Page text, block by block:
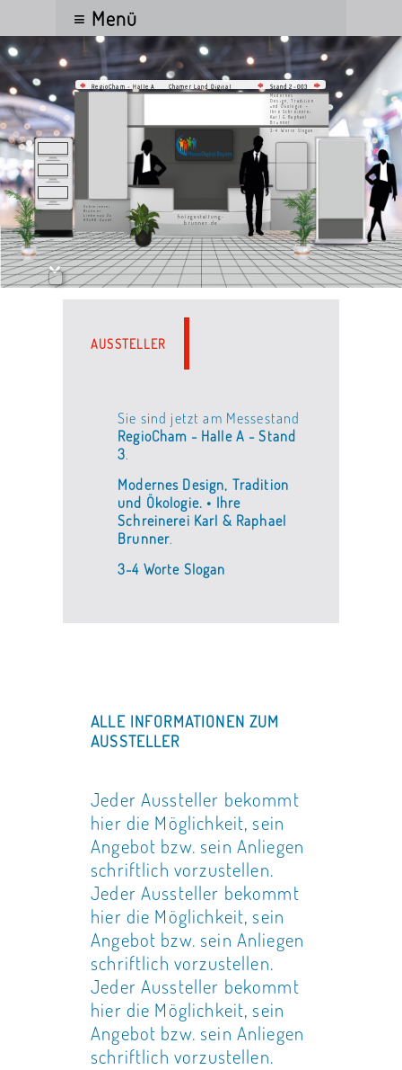
≡ Menü
RegioCham - Halle A Chamer Land Digital Stand 2-003
Modernes
Design, Tradition
und Ökologie. •
Ihre Schreinerei
Karl & Raphael
Brunner
3-4 Worte Slogan
Schreinerei
Brunner
Liebenau 2a
93499 Zandt
holzgestaltung-
brunner.de
AUSSTELLER
Sie sind jetzt am Messestand
RegioCham - Halle A - Stand
3.
Modernes Design, Tradition
und Ökologie. • Ihre
Schreinerei Karl & Raphael
Brunner.
3-4 Worte Slogan
ALLE INFORMATIONEN ZUM
AUSSTELLER
Jeder Aussteller bekommt
hier die Möglichkeit, sein
Angebot bzw. sein Anliegen
schriftlich vorzustellen.
Jeder Aussteller bekommt
hier die Möglichkeit, sein
Angebot bzw. sein Anliegen
schriftlich vorzustellen.
Jeder Aussteller bekommt
hier die Möglichkeit, sein
Angebot bzw. sein Anliegen
schriftlich vorzustellen.